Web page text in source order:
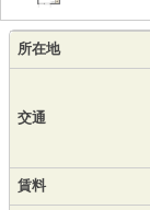
所在地
交通
賃料